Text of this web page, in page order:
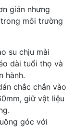
giản nhưng
môi trường
su chịu mài
dài tuổi thọ và
hành.
chắc chắn vào
giữ vật liệu
góc với